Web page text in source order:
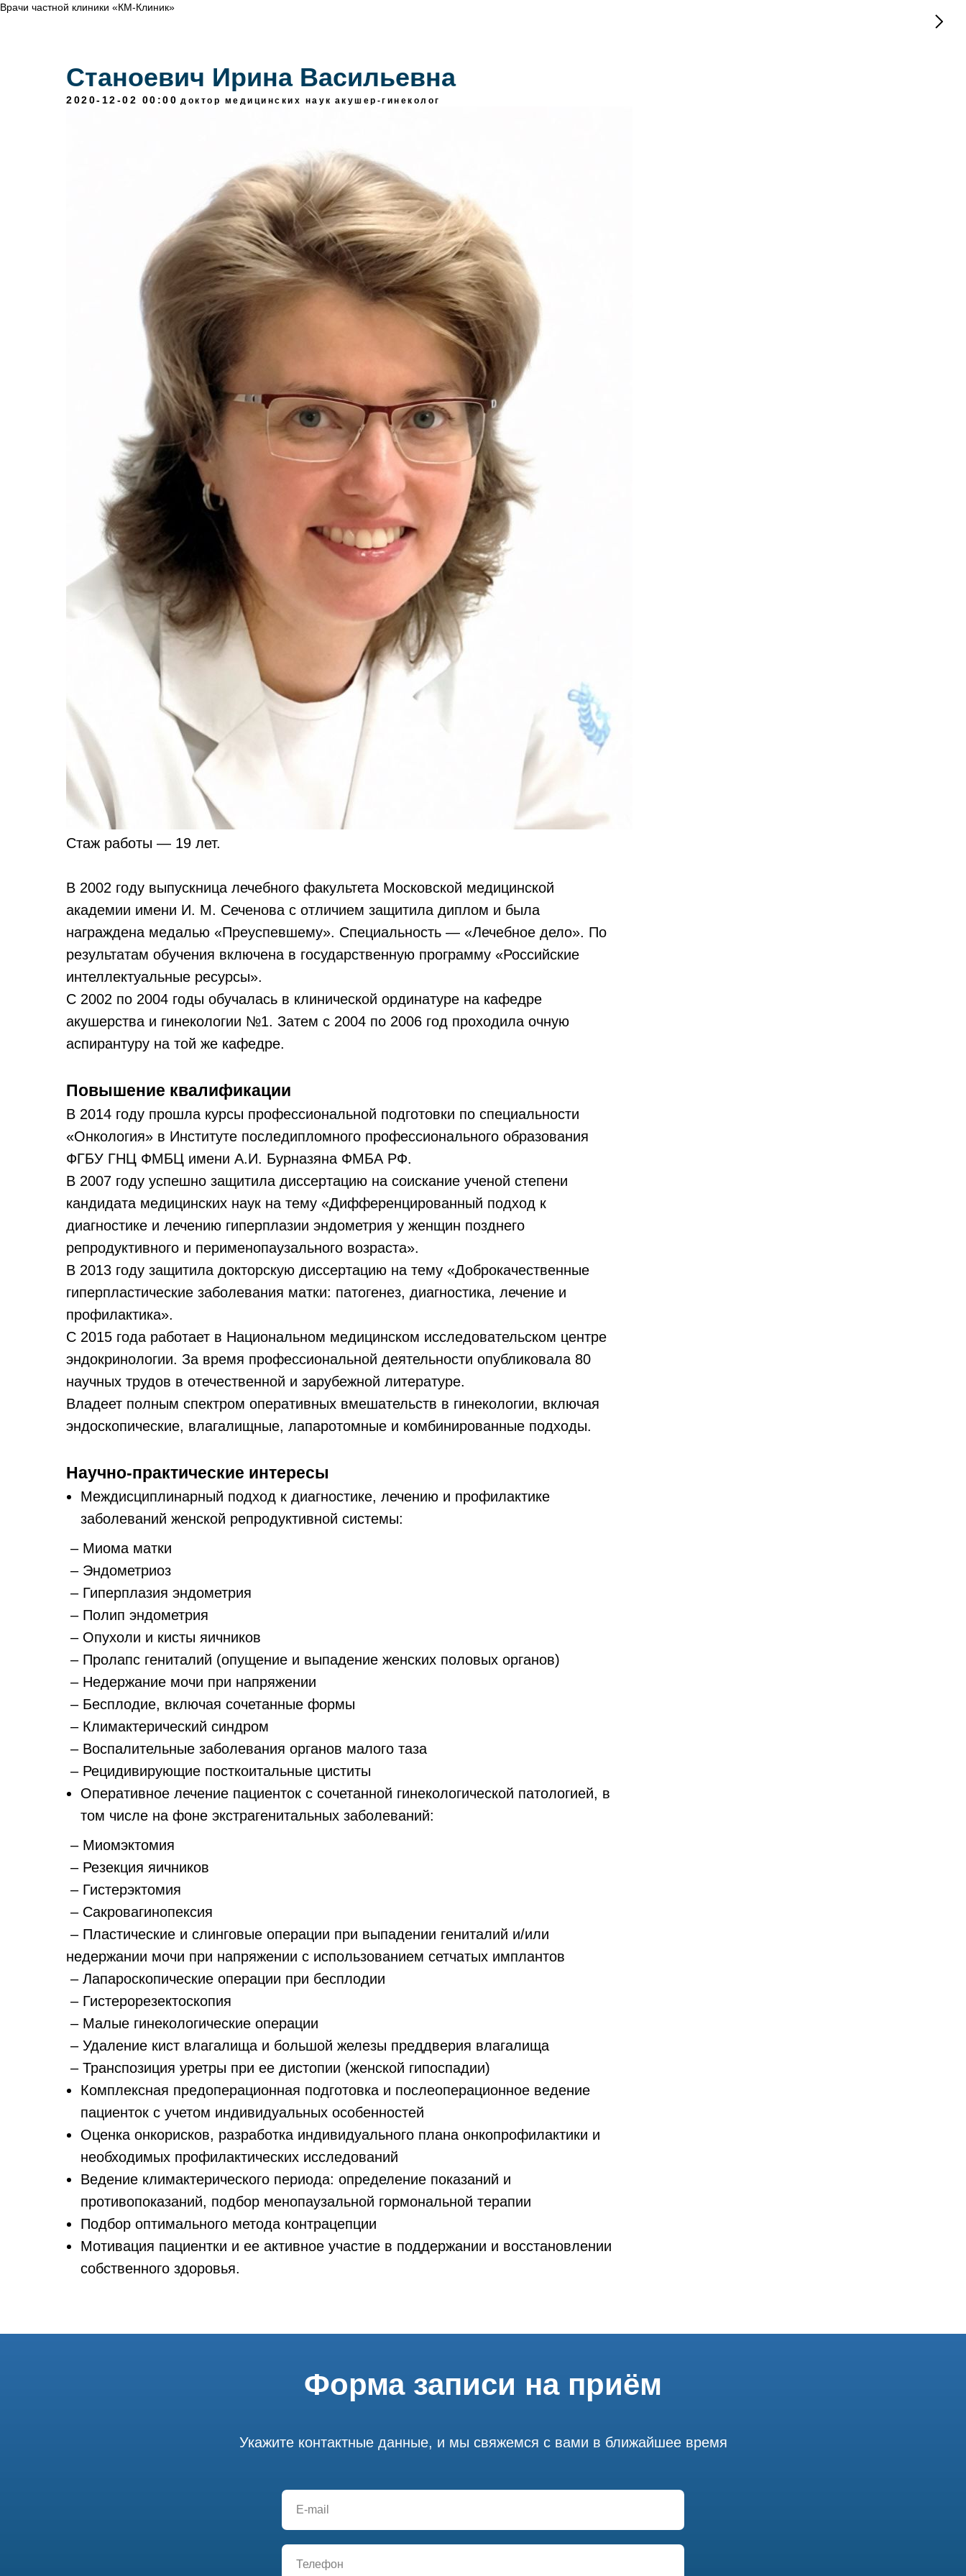
Врачи частной клиники «КМ-Клиник»
Станоевич Ирина Васильевна
2020-12-02 00:00 доктор медицинских наук акушер-гинеколог
Стаж работы — 19 лет.
В 2002 году выпускница лечебного факультета Московской медицинской
академии имени И. М. Сеченова с отличием защитила диплом и была
награждена медалью «Преуспевшему». Специальность — «Лечебное дело». По
результатам обучения включена в государственную программу «Российские
интеллектуальные ресурсы».
С 2002 по 2004 годы обучалась в клинической ординатуре на кафедре
акушерства и гинекологии №1. Затем с 2004 по 2006 год проходила очную
аспирантуру на той же кафедре.
Повышение квалификации
В 2014 году прошла курсы профессиональной подготовки по специальности
«Онкология» в Институте последипломного профессионального образования
ФГБУ ГНЦ ФМБЦ имени А.И. Бурназяна ФМБА РФ.
В 2007 году успешно защитила диссертацию на соискание ученой степени
кандидата медицинских наук на тему «Дифференцированный подход к
диагностике и лечению гиперплазии эндометрия у женщин позднего
репродуктивного и перименопаузального возраста».
В 2013 году защитила докторскую диссертацию на тему «Доброкачественные
гиперпластические заболевания матки: патогенез, диагностика, лечение и
профилактика».
С 2015 года работает в Национальном медицинском исследовательском центре
эндокринологии. За время профессиональной деятельности опубликовала 80
научных трудов в отечественной и зарубежной литературе.
Владеет полным спектром оперативных вмешательств в гинекологии, включая
эндоскопические, влагалищные, лапаротомные и комбинированные подходы.
Научно-практические интересы
Междисциплинарный подход к диагностике, лечению и профилактике
заболеваний женской репродуктивной системы:
– Миома матки
– Эндометриоз
– Гиперплазия эндометрия
– Полип эндометрия
– Опухоли и кисты яичников
– Пролапс гениталий (опущение и выпадение женских половых органов)
– Недержание мочи при напряжении
– Бесплодие, включая сочетанные формы
– Климактерический синдром
– Воспалительные заболевания органов малого таза
– Рецидивирующие посткоитальные циститы
Оперативное лечение пациенток с сочетанной гинекологической патологией, в
том числе на фоне экстрагенитальных заболеваний:
– Миомэктомия
– Резекция яичников
– Гистерэктомия
– Сакровагинопексия
– Пластические и слинговые операции при выпадении гениталий и/или
недержании мочи при напряжении с использованием сетчатых имплантов
– Лапароскопические операции при бесплодии
– Гистерорезектоскопия
– Малые гинекологические операции
– Удаление кист влагалища и большой железы преддверия влагалища
– Транспозиция уретры при ее дистопии (женской гипоспадии)
Комплексная предоперационная подготовка и послеоперационное ведение
пациенток с учетом индивидуальных особенностей
Оценка онкорисков, разработка индивидуального плана онкопрофилактики и
необходимых профилактических исследований
Ведение климактерического периода: определение показаний и
противопоказаний, подбор менопаузальной гормональной терапии
Подбор оптимального метода контрацепции
Мотивация пациентки и ее активное участие в поддержании и восстановлении
собственного здоровья.
Форма записи на приём
Укажите контактные данные, и мы свяжемся с вами в ближайшее время